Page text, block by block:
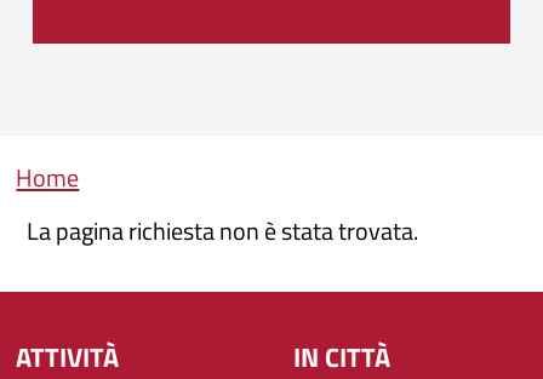
Briciole di pane
Home
La pagina richiesta non è stata trovata.
ATTIVITÀ
IN CITTÀ